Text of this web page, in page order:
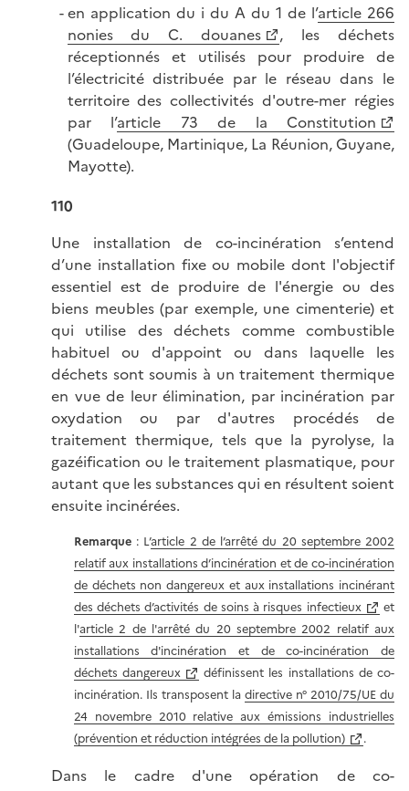
en application du i du A du 1 de l’article 266
nonies du C. douanes
, les déchets
réceptionnés et utilisés pour produire de
l’électricité distribuée par le réseau dans le
territoire des collectivités d'outre-mer régies
par l’article 73 de la Constitution
(Guadeloupe, Martinique, La Réunion, Guyane,
Mayotte).
110
Une installation de co-incinération s’entend
d’une installation fixe ou mobile dont l'objectif
essentiel est de produire de l'énergie ou des
biens meubles (par exemple, une cimenterie) et
qui utilise des déchets comme combustible
habituel ou d'appoint ou dans laquelle les
déchets sont soumis à un traitement thermique
en vue de leur élimination, par incinération par
oxydation ou par d'autres procédés de
traitement thermique, tels que la pyrolyse, la
gazéification ou le traitement plasmatique, pour
autant que les substances qui en résultent soient
ensuite incinérées.
Remarque: L’article 2 de l’arrêté du 20 septembre 2002
relatif aux installations d’incinération et de co-incinération
de déchets non dangereux et aux installations incinérant
des déchets d’activités de soins à risques infectieux
et
l'article 2 de l'arrêté du 20 septembre 2002 relatif aux
installations d'incinération et de co-incinération de
déchets dangereux
définissent les installations de co-
incinération. Ils transposent la directive n° 2010/75/UE du
24 novembre 2010 relative aux émissions industrielles
(prévention et réduction intégrées de la pollution)
.
Dans le cadre d'une opération de co-